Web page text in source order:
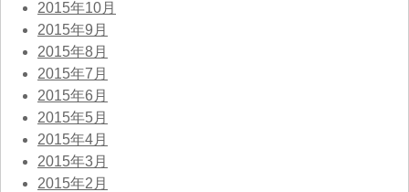
2015年10月
2015年9月
2015年8月
2015年7月
2015年6月
2015年5月
2015年4月
2015年3月
2015年2月